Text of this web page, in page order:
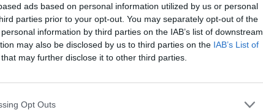
ads based on personal information utilized by us or personal
parties prior to your opt-out. You may separately opt-out of the
information by third parties on the IAB’s list of downstream
may also be disclosed by us to third parties on the IAB’s List of
that may further disclose it to other third parties.
Opt Outs
και την παραγωγικότητα
αντάξια των προσδοκιών της
Ν. Παπανικολάου. Μ. Βογιατζής.